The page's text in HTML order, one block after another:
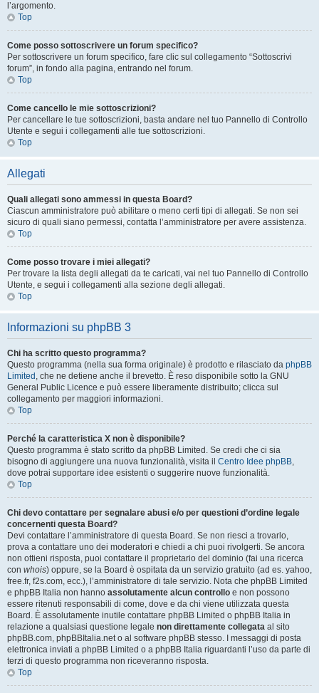
l’argomento.
Top
Come posso sottoscrivere un forum specifico?
Per sottoscrivere un forum specifico, fare clic sul collegamento “Sottoscrivi
forum”, in fondo alla pagina, entrando nel forum.
Top
Come cancello le mie sottoscrizioni?
Per cancellare le tue sottoscrizioni, basta andare nel tuo Pannello di Controllo
Utente e segui i collegamenti alle tue sottoscrizioni.
Top
Allegati
Quali allegati sono ammessi in questa Board?
Ciascun amministratore può abilitare o meno certi tipi di allegati. Se non sei
sicuro di quali siano permessi, contatta l’amministratore per avere assistenza.
Top
Come posso trovare i miei allegati?
Per trovare la lista degli allegati da te caricati, vai nel tuo Pannello di Controllo
Utente, e segui i collegamenti alla sezione degli allegati.
Top
Informazioni su phpBB 3
Chi ha scritto questo programma?
Questo programma (nella sua forma originale) è prodotto e rilasciato da phpBB
Limited , che ne detiene anche il brevetto. È reso disponibile sotto la GNU
General Public Licence e può essere liberamente distribuito; clicca sul
collegamento per maggiori informazioni.
Top
Perché la caratteristica X non è disponibile?
Questo programma è stato scritto da phpBB Limited. Se credi che ci sia
bisogno di aggiungere una nuova funzionalità, visita il Centro Idee phpBB,
dove potrai supportare idee esistenti o suggerire nuove funzionalità.
Top
Chi devo contattare per segnalare abusi e/o per questioni d’ordine legale
concernenti questa Board?
Devi contattare l’amministratore di questa Board. Se non riesci a trovarlo,
prova a contattare uno dei moderatori e chiedi a chi puoi rivolgerti. Se ancora
non ottieni risposta, puoi contattare il proprietario del dominio (fai una ricerca
con whois) oppure, se la Board è ospitata da un servizio gratuito (ad es. yahoo,
free.fr, f2s.com, ecc.), l’amministratore di tale servizio. Nota che phpBB Limited
e phpBB Italia non hanno assolutamente alcun controllo e non possono
essere ritenuti responsabili di come, dove e da chi viene utilizzata questa
Board. È assolutamente inutile contattare phpBB Limited o phpBB Italia in
relazione a qualsiasi questione legale non direttamente collegata al sito
phpBB.com, phpBBItalia.net o al software phpBB stesso. I messaggi di posta
elettronica inviati a phpBB Limited o a phpBB Italia riguardanti l’uso da parte di
terzi di questo programma non riceveranno risposta.
Top